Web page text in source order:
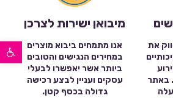
פתח סרגל נגישות
את
באתר
מיבואן ישירות לצרכן
אנו מתמחים ביבוא מוצרים
במחירים הנגישים והטובים
ביותר אשר יאפשרו לבעלי
עסקים ועניין לבצע רכישה
גדולה בכסף קטן.